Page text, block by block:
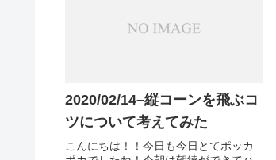
2020/02/14–縦コーンを飛ぶコ
ツについて考えてみた
こんにちは！！今日も今日とてポッカ